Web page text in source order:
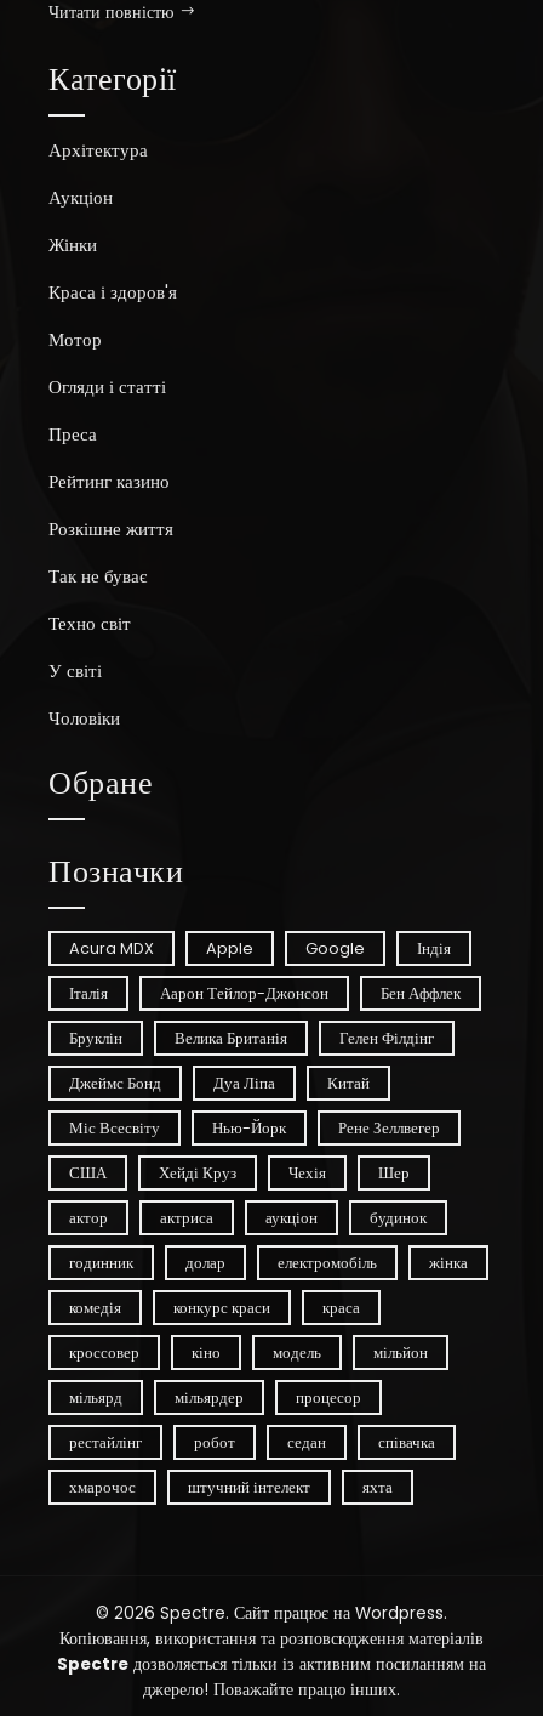
Читати повністю
Категорії
Архітектура
Аукціон
Жінки
Краса і здоров'я
Мотор
Огляди і статті
Преса
Рейтинг казино
Розкішне життя
Так не буває
Техно світ
У світі
Чоловіки
Обране
Позначки
Acura MDX Apple Google Індія
Італія Аарон Тейлор-Джонсон Бен Аффлек
Бруклін Велика Британія Гелен Філдінг
Джеймс Бонд Дуа Ліпа Китай
Міс Всесвіту Нью-Йорк Рене Зеллвегер
США Хейді Круз Чехія Шер
актор актриса аукціон будинок
годинник долар електромобіль жінка
комедія конкурс краси краса
кроссовер кіно модель мільйон
мільярд мільярдер процесор
рестайлінг робот седан співачка
хмарочос штучний інтелект яхта
© 2026 Spectre. Сайт працює на Wordpress.
Копіювання, використання та розповсюдження матеріалів
Spectre дозволяється тільки із активним посиланням на
джерело! Поважайте працю інших.